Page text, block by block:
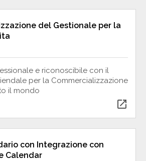
del Gestionale per la
e riconoscibile con il
per la Commercializzazione
il mondo
open_in_new
con Integrazione con
Calendar